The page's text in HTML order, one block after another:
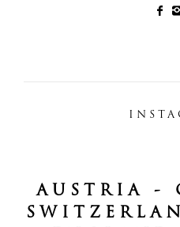
AUSTRIA -